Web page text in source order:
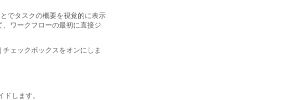
でタスクの概要を視覚的に表示
ワークフローの最初に直接ジ
チェックボックスをオンにしま
します。